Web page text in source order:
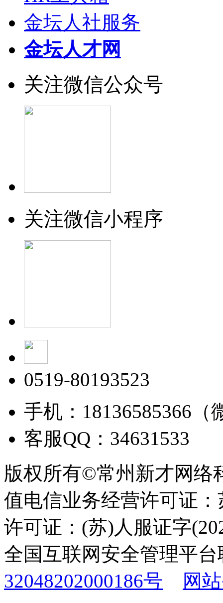
金坛人社服务
金坛人才网
关注微信公众号
关注微信小程序
0519-80193523
手机：18136585366（
客服QQ：34631533
版权所有©常州新才网络
值电信业务经营许可证
许可证：(苏)人服证字
全国互联网安全管理平
32048202000186号
网